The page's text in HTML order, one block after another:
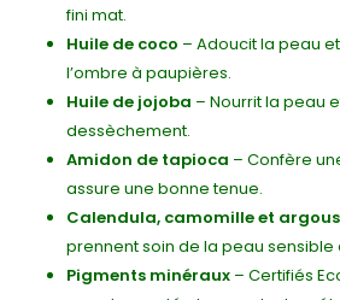
fini mat.
Huile de coco – Adoucit la peau
l’ombre à paupières.
Huile de jojoba – Nourrit la peau
dessèchement.
Amidon de tapioca – Confère
assure une bonne tenue.
Calendula, camomille et
prennent soin de la peau sensible
Pigments minéraux – Certifiés